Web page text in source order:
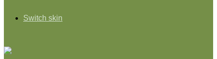
Switch skin